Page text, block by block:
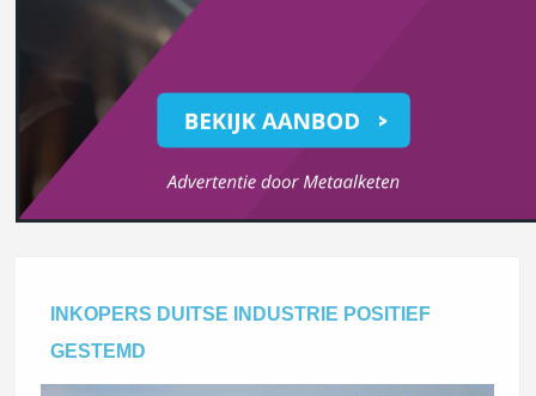
INKOPERS DUITSE INDUSTRIE POSITIEF
GESTEMD